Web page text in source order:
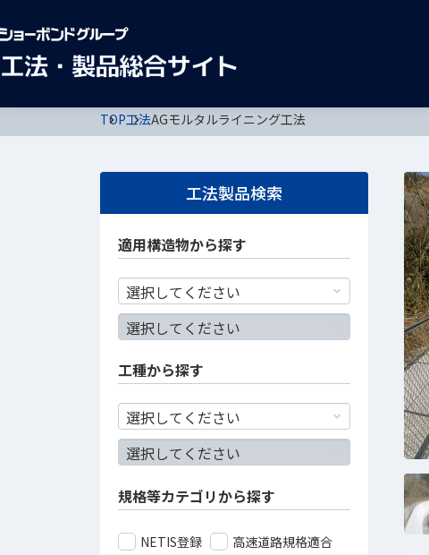
TOP工法AGモルタルライニング工法
工法製品検索
適用構造物から探す
工種から探す
規格等カテゴリから探す
NETIS登録
高速道路規格適合